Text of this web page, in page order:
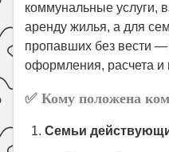
коммунальные услуги,
аренду жилья, а для
пропавших без вести
оформления, расчета и
✅Кому положена
Семьи